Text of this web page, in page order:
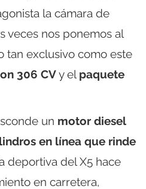
la cámara de
veces nos ponemos al
tan exclusivo como este
306 CVy el paquete
un motor diesel
en línea que rinde
deportiva del X5 hace
en carretera,